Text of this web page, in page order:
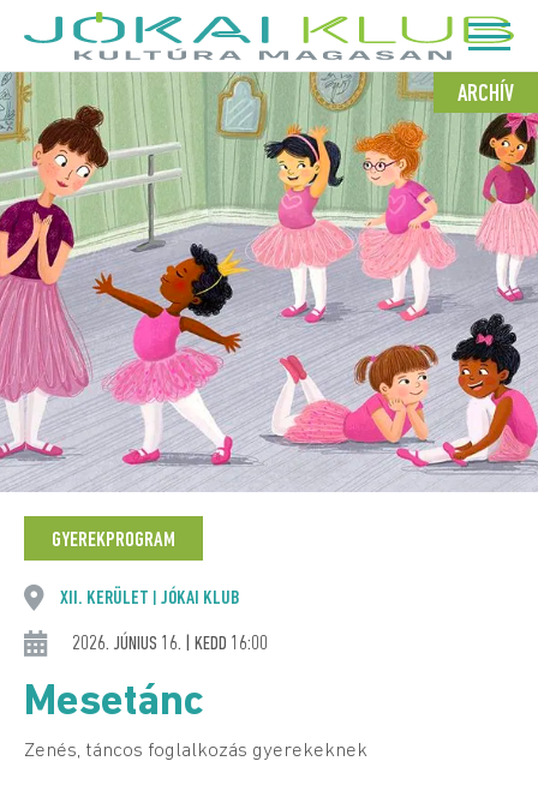
ARCHÍV
GYEREKPROGRAM
XII. KERÜLET JÓKAI KLUB
2026. JÚNIUS 16. | KEDD 16:00
Mesetánc
Zenés, táncos foglalkozás gyerekeknek